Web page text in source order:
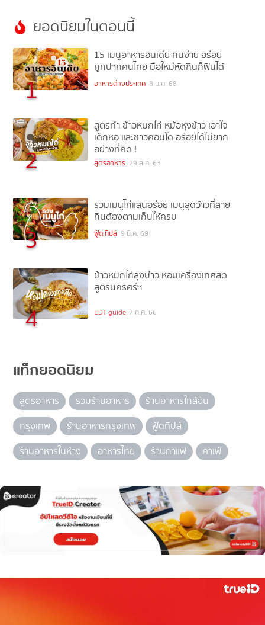
ยอดนิยมในตอนนี้
1
15 เมนูอาหารอินเดีย กินง่าย อร่อย
ถูกปากคนไทย มือใหม่หัดกินก็ฟินได้
อาหารต่างประเทศ 8 ม.ค. 68
2
สูตรทำ ข้าวหมกไก่ หม้อหุงข้าว เอาใจ
เด็กหอ และชาวคอนโด อร่อยได้ไม่ยาก
อย่างที่คิด !
สูตรอาหาร 29 ส.ค. 63
3
รวมเมนูไก่แสนอร่อย เมนูสุดว้าวที่สาย
กินต้องตามเก็บให้ครบ
ฟู้ด ทิปส์ 9 มี.ค. 69
4
ข้าวหมกไก่ลุงบ่าว หอมเครื่องเทศสด
สูตรนครศรีฯ
EDT guide 7 ก.ค. 66
แท็กยอดนิยม
สูตรอาหาร รวมร้านอาหาร
ร้านอาหารใกล้ฉัน
กรุงเทพ
ร้านอาหารกรุงเทพ
ฟู้ดทิปส์
ร้านอาหารในห้าง
อาหารไทย ร้านกาแฟ คาเฟ่